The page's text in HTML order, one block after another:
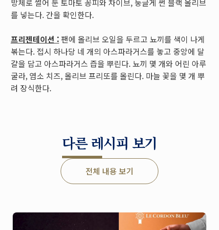
방체로 썰어 둔 토마토 꽁피와 차이브, 둥글게 썬 블랙 올리브
를 넣는다. 간을 확인한다.
프리젠테이션 : 팬에 올리브 오일을 두르고 뇨끼를 색이 나게
볶는다. 접시 하나당 네 개의 아스파라거스를 놓고 중앙에 달
걀을 담고 아스파라거스 즙을 뿌린다. 뇨끼 몇 개와 어린 아루
굴라, 염소 치즈, 올리브 프리또를 올린다. 마늘 꽃을 몇 개 뿌
려 장식한다.
다른 레시피 보기
전체 내용 보기